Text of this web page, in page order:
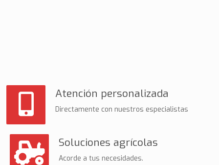
Atención personalizada
Directamente con nuestros especialistas
Soluciones agrícolas
Acorde a tus necesidades.